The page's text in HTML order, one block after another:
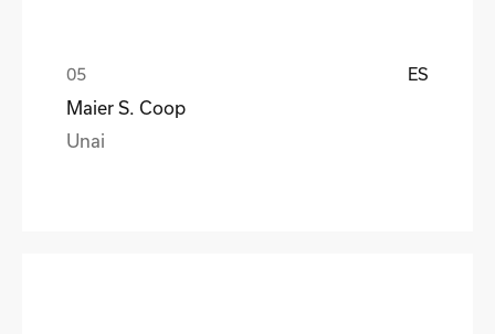
ES
Maier S. Coop
Unai